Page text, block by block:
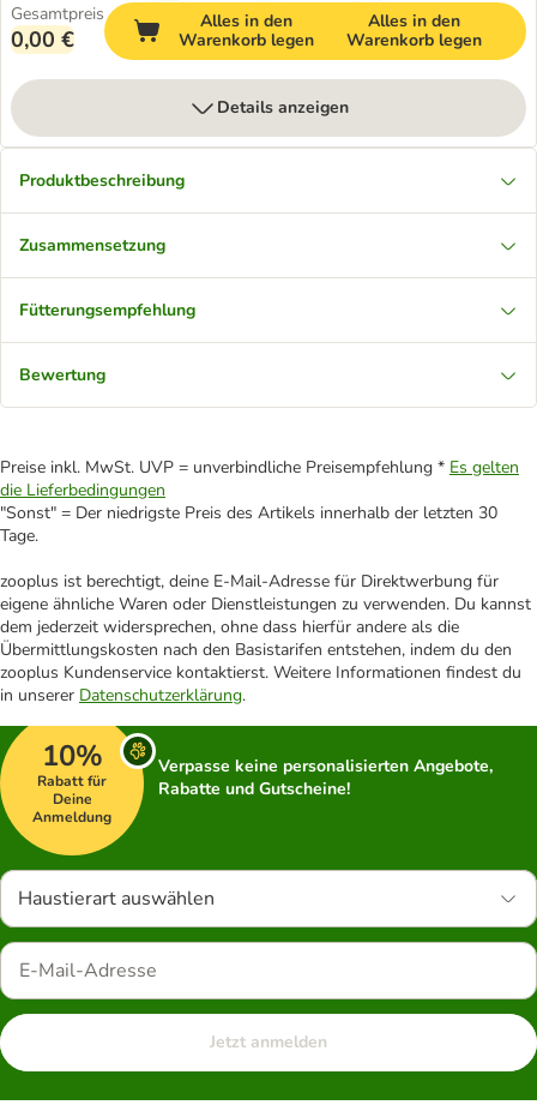
Gesamtpreis
0,00 €
Alles in den
Warenkorb legen
Alles in den
Warenkorb legen
Details anzeigen
Produktbeschreibung
Zusammensetzung
Fütterungsempfehlung
Bewertung
Preise inkl. MwSt. UVP = unverbindliche Preisempfehlung * Es gelten
die Lieferbedingungen
"Sonst" = Der niedrigste Preis des Artikels innerhalb der letzten 30
Tage.
zooplus ist berechtigt, deine E-Mail-Adresse für Direktwerbung für
eigene ähnliche Waren oder Dienstleistungen zu verwenden. Du kannst
dem jederzeit widersprechen, ohne dass hierfür andere als die
Übermittlungskosten nach den Basistarifen entstehen, indem du den
zooplus Kundenservice kontaktierst. Weitere Informationen findest du
in unserer Datenschutzerklärung.
10%
Rabatt für
Deine
Anmeldung
Verpasse keine personalisierten Angebote,
Rabatte und Gutscheine!
Haustierart auswählen
Jetzt anmelden